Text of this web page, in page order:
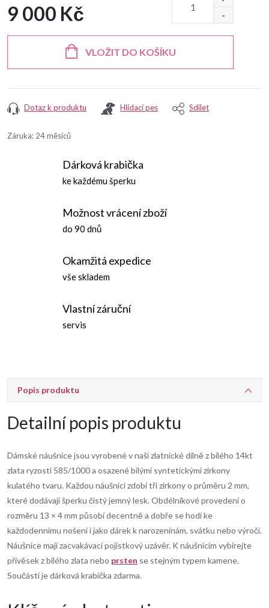
9 000 Kč
VLOŽIT DO KOŠÍKU
Dotaz k produktu Hlídací pes Sdílet
Záruka: 24 měsíců
Dárková krabička
ke každému šperku
Možnost vrácení zboží
do 90 dnů
Okamžitá expedice
vše skladem
Vlastní záruční
servis
Popis produktu
Detailní popis produktu
Dámské náušnice jsou vyrobené v naší zlatnické dílně z bílého 14kt
zlata ryzosti 585/1000 a osazené bílými syntetickými zirkony
kulatého tvaru. Každou náušnici zdobí tři zirkony o průměru 2 mm,
které dodávají šperku čistý jemný lesk. Obdélníkové provedení o
rozměru 13 × 4 mm působí decentně a dobře se hodí ke
každodennímu nošení i jako dárek k narozeninám, svátku nebo výročí.
Náušnice mají zacvakávací pojistkový uzávěr. K náušnicím vybírejte
přívěsek z bílého zlata nebo prsten se stejným typem kamene.
Součástí je dárková krabička zdarma.